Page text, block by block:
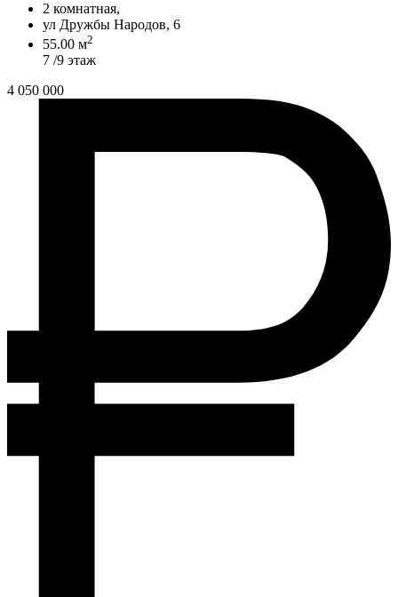
2 комнатная,
ул Дружбы Народов, 6
55.00 м2
7 /9 этаж
4 050 000